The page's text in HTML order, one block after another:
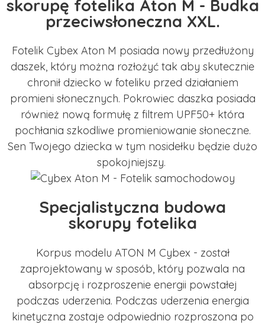
skorupę fotelika Aton M - Budka
przeciwsłoneczna XXL.
Fotelik Cybex Aton M posiada nowy przedłużony
daszek, który można rozłożyć tak aby skutecznie
chronił dziecko w foteliku przed działaniem
promieni słonecznych. Pokrowiec daszka posiada
również nową formułę z filtrem UPF50+ która
pochłania szkodliwe promieniowanie słoneczne.
Sen Twojego dziecka w tym nosidełku będzie dużo
spokojniejszy.
Specjalistyczna budowa
skorupy fotelika
Korpus modelu ATON M Cybex - został
zaprojektowany w sposób, który pozwala na
absorpcję i rozproszenie energii powstałej
podczas uderzenia. Podczas uderzenia energia
kinetyczna zostaje odpowiednio rozproszona po